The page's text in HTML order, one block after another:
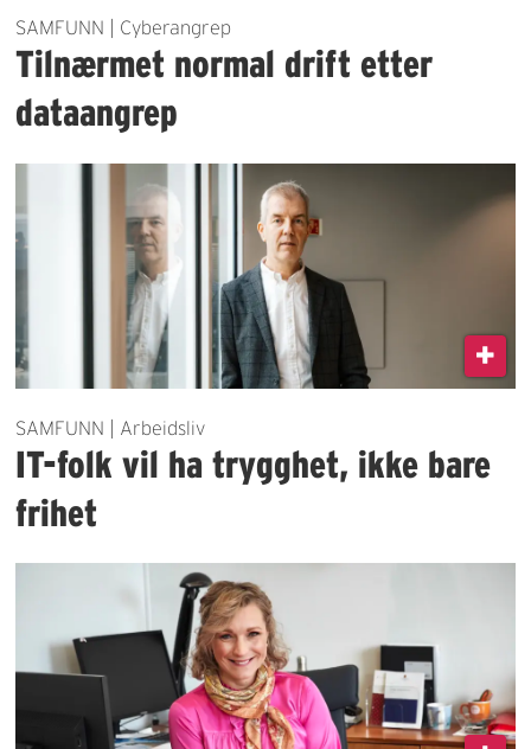
SAMFUNN | Cyberangrep
Tilnærmet normal drift etter
dataangrep
SAMFUNN | Arbeidsliv
IT-folk vil ha trygghet, ikke bare
frihet